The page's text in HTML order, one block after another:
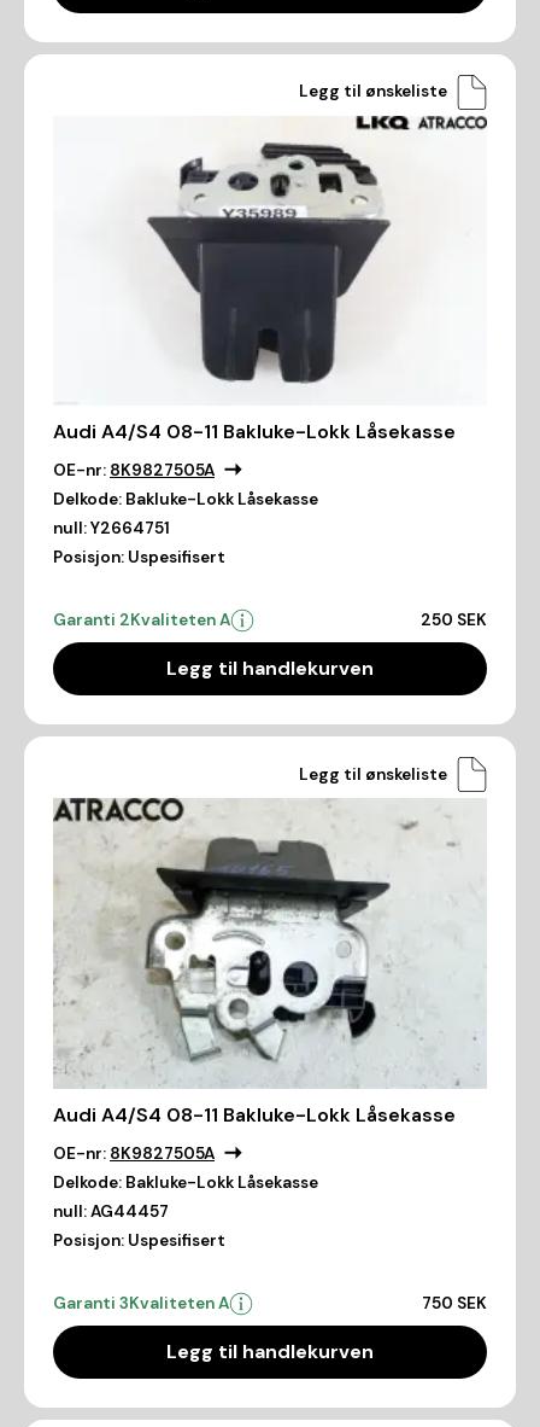
Legg til ønskeliste
Audi A4/S4 08-11 Bakluke-Lokk Låsekasse
OE-nr: 8K9827505A
Delkode: Bakluke-Lokk Låsekasse
null:Y2664751
Posisjon: Uspesifisert
Garanti 2Kvaliteten A 250 SEK
Legg til handlekurven
Legg til ønskeliste
Audi A4/S4 08-11 Bakluke-Lokk Låsekasse
OE-nr: 8K9827505A
Delkode: Bakluke-Lokk Låsekasse
null:AG44457
Posisjon: Uspesifisert
Garanti 3Kvaliteten A 750 SEK
Legg til handlekurven